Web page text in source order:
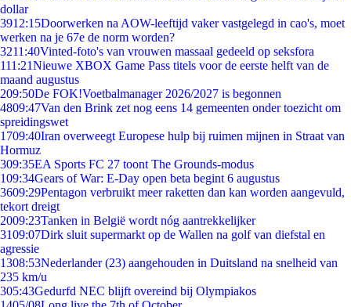
dollar
3912:15Doorwerken na AOW-leeftijd vaker vastgelegd in cao's, moet
werken na je 67e de norm worden?
3211:40Vinted-foto's van vrouwen massaal gedeeld op seksfora
111:21Nieuwe XBOX Game Pass titels voor de eerste helft van de
maand augustus
209:50De FOK!Voetbalmanager 2026/2027 is begonnen
4809:47Van den Brink zet nog eens 14 gemeenten onder toezicht om
spreidingswet
1709:40Iran overweegt Europese hulp bij ruimen mijnen in Straat van
Hormuz
309:35EA Sports FC 27 toont The Grounds-modus
109:34Gears of War: E-Day open beta begint 6 augustus
3609:29Pentagon verbruikt meer raketten dan kan worden aangevuld,
tekort dreigt
2009:23Tanken in België wordt nóg aantrekkelijker
3109:07Dirk sluit supermarkt op de Wallen na golf van diefstal en
agressie
1308:53Nederlander (23) aangehouden in Duitsland na snelheid van
235 km/u
305:43Gedurfd NEC blijft overeind bij Olympiakos